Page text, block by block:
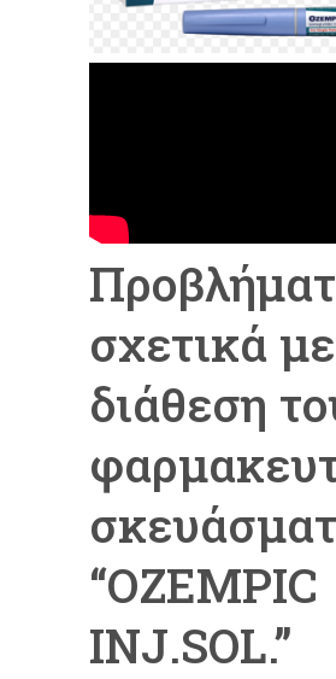
σχετικά
διάθεση
“ΟΖEMPIC
ΙΝJ.SOL.”